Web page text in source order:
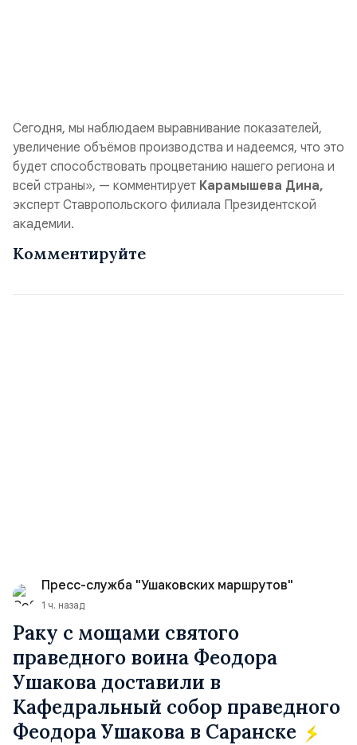
Сегодня, мы наблюдаем выравнивание показателей,
увеличение объёмов производства и надеемся, что это
будет способствовать процветанию нашего региона и
всей страны», — комментирует Карамышева Дина,
эксперт Ставропольского филиала Президентской
академии.
Комментируйте
Пресс-служба "Ушаковских маршрутов"
1 ч. назад
Раку с мощами святого
праведного воина Феодора
Ушакова доставили в
Кафедральный собор праведного
Феодора Ушакова в Саранске